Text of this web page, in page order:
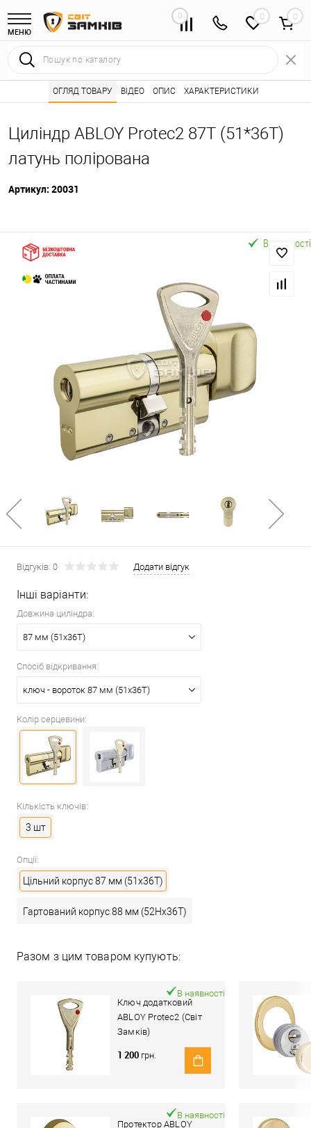
МЕНЮ
0 0
Інтернет магазин замків • Каталог товарів ⭐ • Серцевини
Циліндр ABLOY Protec2 87T (51*36T)
латунь полірована
Артикул: 20031
ОГЛЯД ТОВАРУ ВІДЕО ОПИС ХАРАКТЕРИСТИКИ
Відгуків: 0 Додати відгук
Інші варіанти:
Довжина циліндра:
87 мм (51x36T)
Спосіб відкривання:
ключ - вороток 87 мм (51x36T)
Колір серцевини:
Кількість ключів:
3 шт
Опції:
Цільний корпус 87 мм (51x36T)
Гартований корпус 88 мм (52Hx36T)
Разом з цим товаром купують:
Ключ додатковий
ABLOY Protec2 (Світ
Замків)
В наявності
1 200 грн.
Протектор ABLOY
В наявності
В наявності